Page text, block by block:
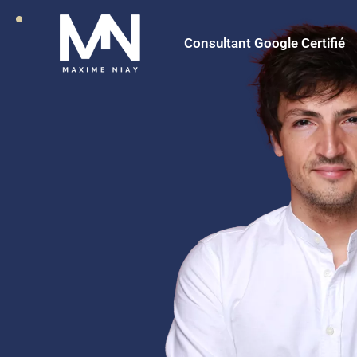
Consultant Google Certifié